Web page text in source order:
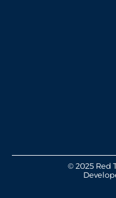
© 2025 Red